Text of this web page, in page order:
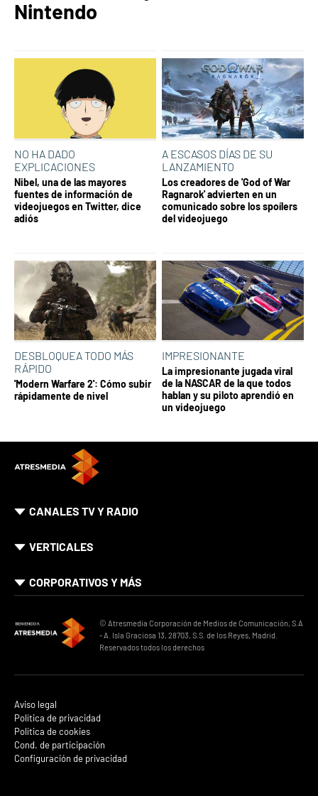
Nintendo
NO HA DADO
EXPLICACIONES
Nibel, una de las mayores
fuentes de información de
videojuegos en Twitter, dice
adiós
A ESCASOS DÍAS DE SU
LANZAMIENTO
Los creadores de 'God of War
Ragnarok' advierten en un
comunicado sobre los spoílers
del videojuego
DESBLOQUEA TODO MÁS
RÁPIDO
'Modern Warfare 2': Cómo subir
rápidamente de nivel
IMPRESIONANTE
La impresionante jugada viral
de la NASCAR de la que todos
hablan y su piloto aprendió en
un videojuego
CANALES TV Y RADIO
VERTICALES
CORPORATIVOS Y MÁS
© Atresmedia Corporación de Medios de Comunicación, S.A
- A. Isla Graciosa 13, 28703, S.S. de los Reyes, Madrid.
Reservados todos los derechos
Aviso legal
Política de privacidad
Política de cookies
Cond. de participación
Configuración de privacidad